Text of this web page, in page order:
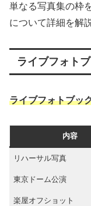
単なる写真集の枠
について詳細を解
ライブフォト
ライブフォトブッ
内容
リハーサル写真
東京ドーム公演
楽屋オフショット